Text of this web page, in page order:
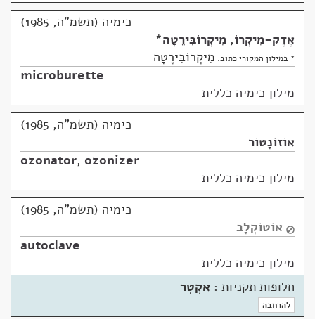
כימיה (תשמ"ה, 1985)
אֶדֶק-מִיקְרוֹ, מִיקְרוֹבִּירֵטָה*
* במילון המקורי כתוב: מִיקְרוֹבִּירֶטָה
microburette
מילון כימיה כללית
כימיה (תשמ"ה, 1985)
אוֹזוֹנָטוֹר
ozonator, ozonizer
מילון כימיה כללית
כימיה (תשמ"ה, 1985)
אוֹטוֹקְלָב
autoclave
מילון כימיה כללית
חלופות תקניות : אַקְטָר
להרחבה